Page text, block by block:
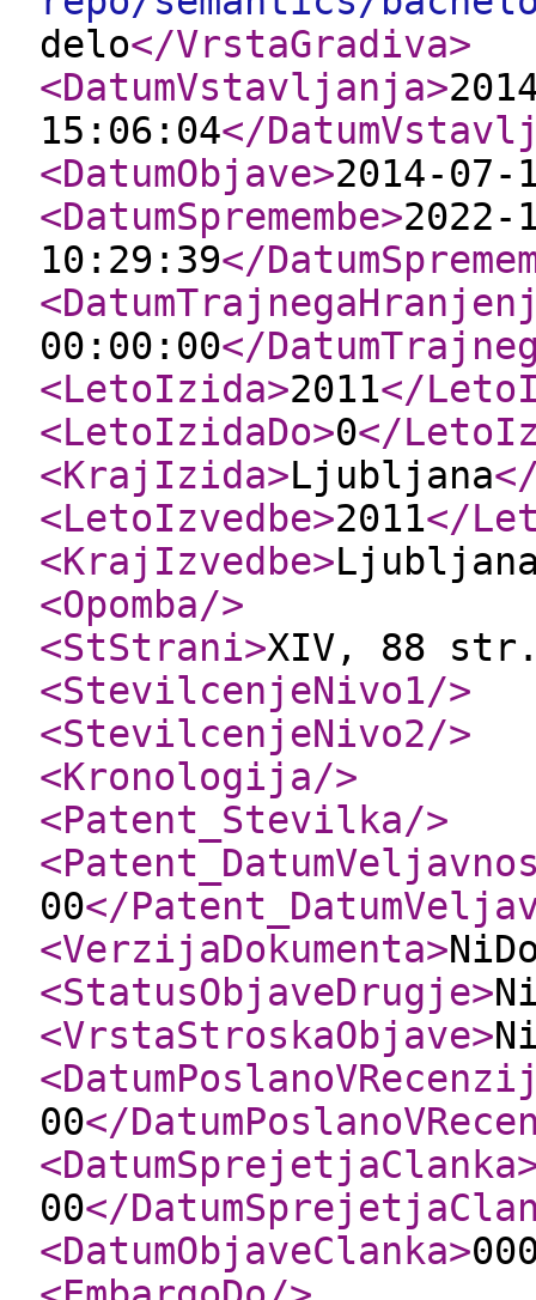
delo</VrstaGradiva>
<DatumVstavljanja>
15:06:04</
<DatumObjave>2014-07-
<DatumSpremembe>2022-
10:29:39</
00:00:00</
<LetoIzida>2011</
<LetoIzidaDo>0</
<KrajIzida>Ljubljana
<LetoIzvedbe>2011</
<KrajIzvedbe>
<Opomba/>
<StStrani>XIV, 88
<StevilcenjeNivo1/>
<StevilcenjeNivo2/>
<Kronologija/>
<Patent_Stevilka/>
00</
<VerzijaDokumenta>
<StatusObjaveDrugje>
<VrstaStroskaObjave>
00</
<DatumSprejetjaClanka
00</
<DatumObjaveClanka>